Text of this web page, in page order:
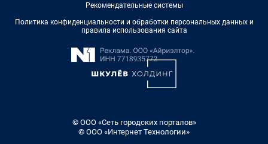
Рекомендательные системы
Политика конфиденциальности и обработки персональных данных и
правила использования сайта
© ООО «Сеть городских порталов»
© ООО «Интернет Технологии»